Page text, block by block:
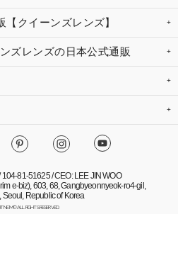
クイーンズレンズ】
ズレンズの日本公式通販
81-51625 / CEO: LEE JIN WOO
e-biz), 603, 68, Gangbyeonnyeok-ro4-gil,
Seoul, Republic of Korea
NEM© ALL RIGHTS RESERVED.